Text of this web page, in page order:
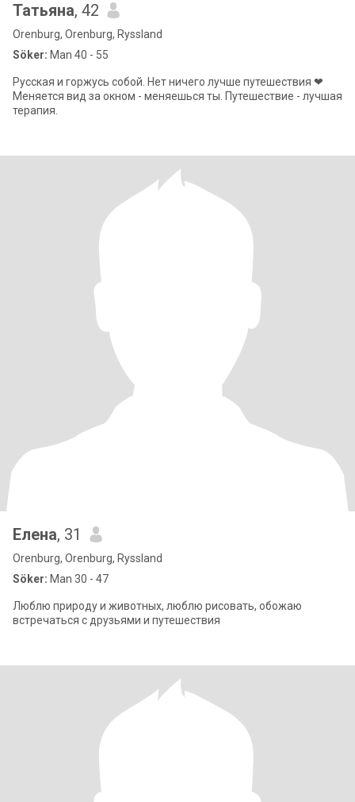
Татьяна, 42
Orenburg, Orenburg, Ryssland
Söker: Man 40 - 55
Русская и горжусь собой. Нет ничего лучше путешествия ❤
Меняется вид за окном - меняешься ты. Путешествие - лучшая
терапия.
Елена, 31
Orenburg, Orenburg, Ryssland
Söker: Man 30 - 47
Люблю природу и животных, люблю рисовать, обожаю
встречаться с друзьями и путешествия